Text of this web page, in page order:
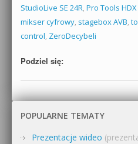
StudioLive SE 24R, Pro Tools
mikser cyfrowy, stagebox AVB,
control, ZeroDecybeli
Podziel się:
POPULARNE TEMATY
Prezentacje wideo